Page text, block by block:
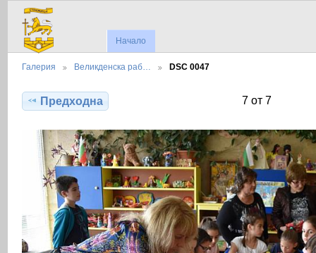
Начало
Галерия Великденска раб… DSC 0047
Предходна 7 от 7